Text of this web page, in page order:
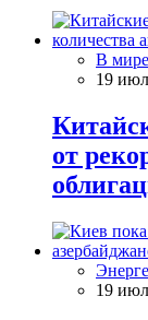
В мире
19
от
19